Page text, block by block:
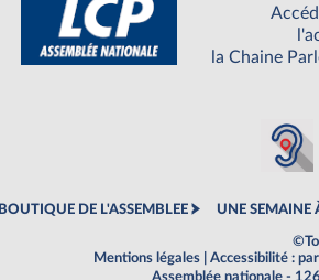
la Chaine
BOUTIQUE DE L'ASSEMBLEE UNE SEMAINE
Mentions légales
Accessibilité :
Assemblée nationale -